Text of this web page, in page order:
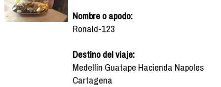
Nombre o apodo:
Ronald-123
Destino del viaje:
Medellin Guatape Hacienda Napoles
Cartagena